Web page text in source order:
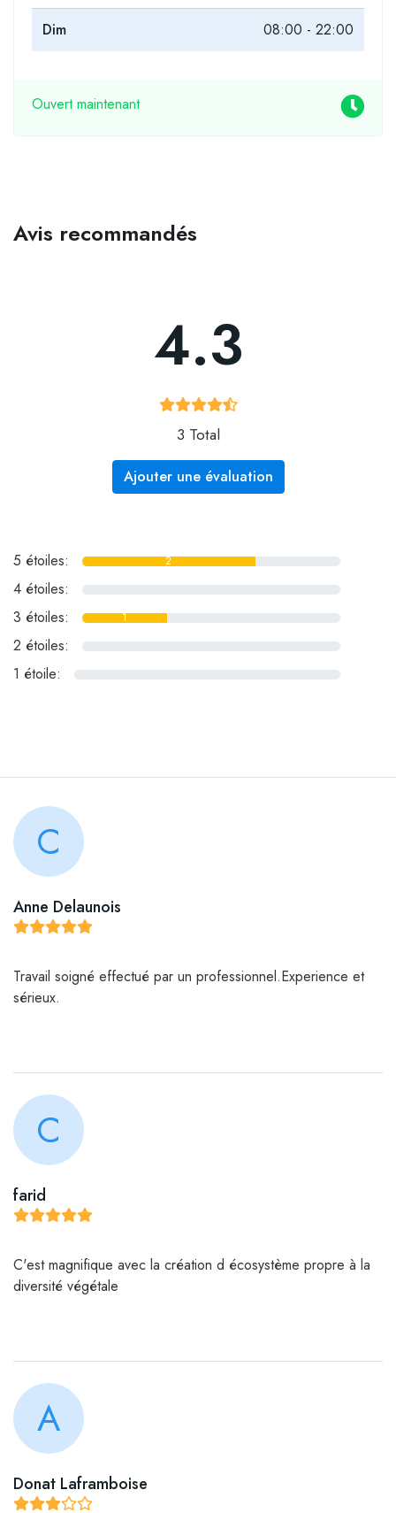
Dim 08:00 - 22:00
Ouvert maintenant
Avis recommandés
4.3
3 Total
Ajouter une évaluation
5 étoiles: 2
4 étoiles:
3 étoiles: 1
2 étoiles:
1 étoile:
C
Anne Delaunois
Travail soigné effectué par un professionnel.Experience et
sérieux.
C
farid
C'est magnifique avec la création d écosystème propre à la
diversité végétale
A
Donat Laframboise